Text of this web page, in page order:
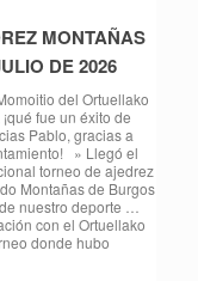
MONTAÑAS
DE 2026
del Ortuellako
fue un éxito de
Pablo, gracias a
» Llegó el
torneo de ajedrez
Montañas de Burgos
nuestro deporte …
con el Ortuellako
donde hubo